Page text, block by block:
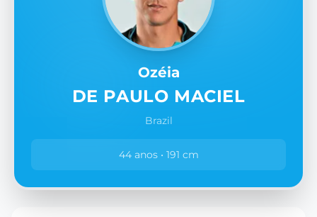
Ozéia
DE PAULO MACIEL
Brazil
44 anos • 191 cm